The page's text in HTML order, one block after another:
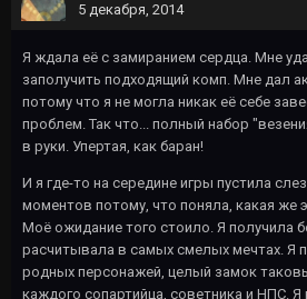
5 декабря, 2014
Я ждала её с замиранием сердца. Мне
заполучить подходящий комп. Мне дал
потому что я не могла никак её себе
проблем. Так что... полный набор
в руки. Упертая, как баран!
И я где-то на середине игры пустила
моментов потому, что поняла, какая же
Моё ожидание того стоило. Я получила
расчитывала в самых смелых мечтах. Я
родных персонажей, целый замок
каждого сопартийца, советника и НПС.